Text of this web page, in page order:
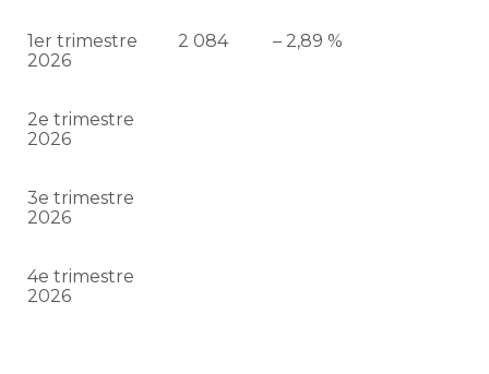
1er trimestre
2026
2 084 – 2,89 %
2e trimestre
2026
3e trimestre
2026
4e trimestre
2026